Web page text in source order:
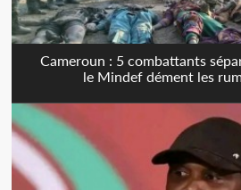
Cameroun : 5 combattants
le Mindef dément les